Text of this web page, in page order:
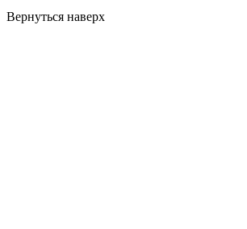
Вернуться наверх